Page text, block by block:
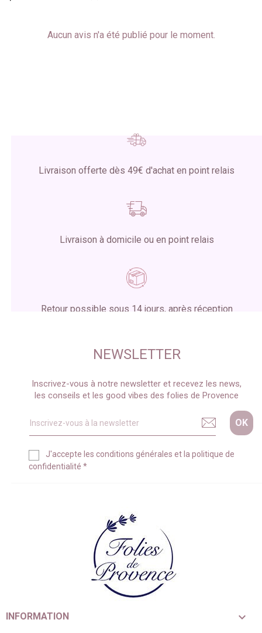
Aucun avis n'a été publié pour le moment.
Livraison offerte dès 49€ d'achat en point relais
Livraison à domicile ou en point relais
Retour possible sous 14 jours, après réception
NEWSLETTER
Inscrivez-vous à notre newsletter et recevez les news,
les conseils et les good vibes des folies de Provence
J'accepte les conditions générales et la politique de
confidentialité *
INFORMATION 